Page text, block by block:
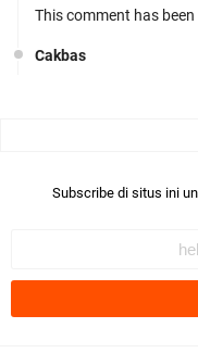
This comment has
Cakbas
Bismillaah semoga
Subscribe di situs ini